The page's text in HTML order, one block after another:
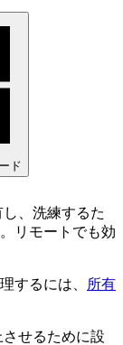
ド
、洗練するた
リモートでも効
するには、
所有
せるために設